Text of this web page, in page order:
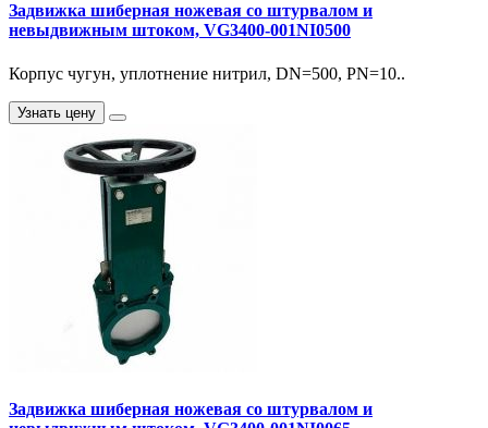
Задвижка шиберная ножевая со штурвалом и
невыдвижным штоком, VG3400-001NI0500
Корпус чугун, уплотнение нитрил, DN=500, PN=10..
Узнать цену
Задвижка шиберная ножевая со штурвалом и